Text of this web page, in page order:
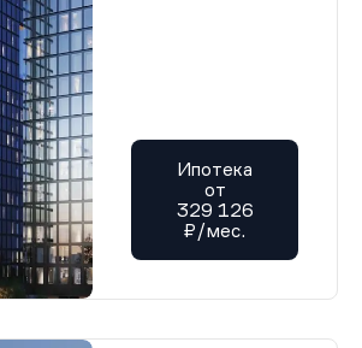
Ипотека
от
329 126
₽/мес.